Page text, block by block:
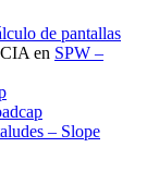
de pantallas
en SPW –
– Slope